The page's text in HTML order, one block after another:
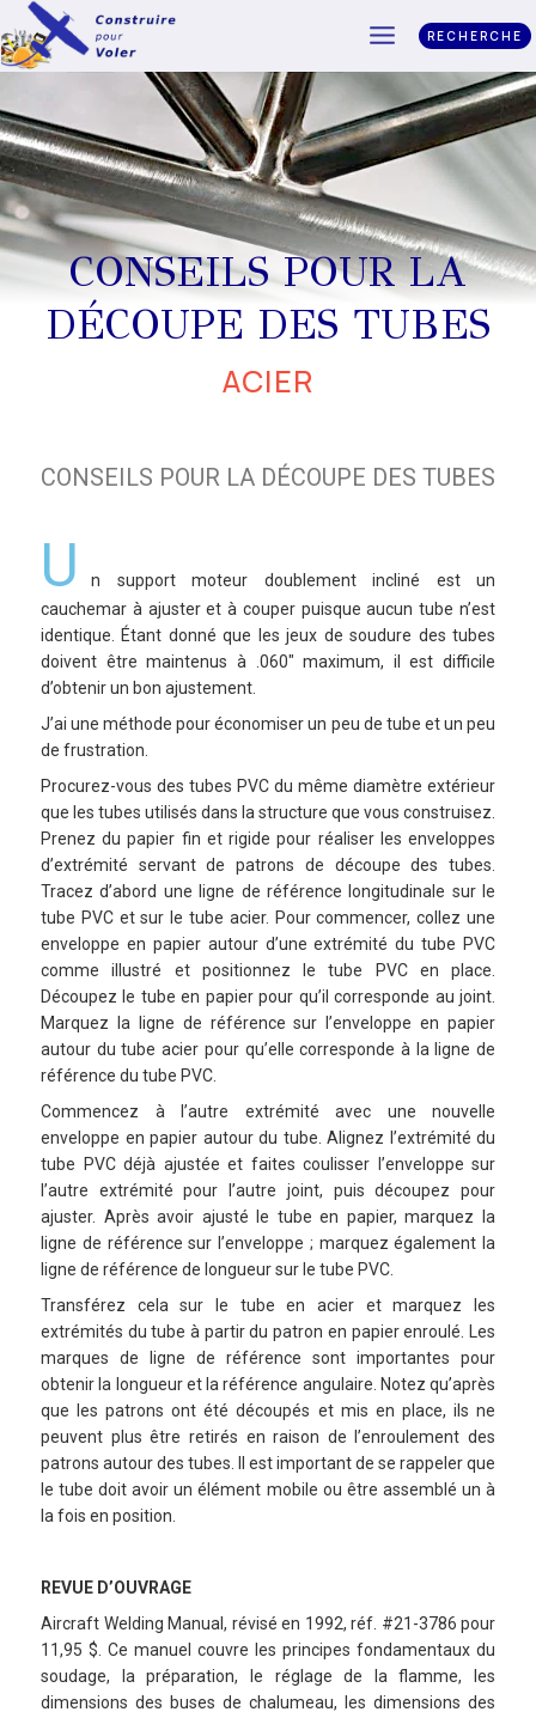
RECHERCHE
CONSEILS POUR LA
DÉCOUPE DES TUBES
ACIER
CONSEILS POUR LA DÉCOUPE DES TUBES
U
n support moteur doublement incliné est un
cauchemar à ajuster et à couper puisque aucun tube n’est
identique. Étant donné que les jeux de soudure des tubes
doivent être maintenus à .060″ maximum, il est difficile
d’obtenir un bon ajustement.
J’ai une méthode pour économiser un peu de tube et un peu
de frustration.
Procurez-vous des tubes PVC du même diamètre extérieur
que les tubes utilisés dans la structure que vous construisez.
Prenez du papier fin et rigide pour réaliser les enveloppes
d’extrémité servant de patrons de découpe des tubes.
Tracez d’abord une ligne de référence longitudinale sur le
tube PVC et sur le tube acier. Pour commencer, collez une
enveloppe en papier autour d’une extrémité du tube PVC
comme illustré et positionnez le tube PVC en place.
Découpez le tube en papier pour qu’il corresponde au joint.
Marquez la ligne de référence sur l’enveloppe en papier
autour du tube acier pour qu’elle corresponde à la ligne de
référence du tube PVC.
Commencez à l’autre extrémité avec une nouvelle
enveloppe en papier autour du tube. Alignez l’extrémité du
tube PVC déjà ajustée et faites coulisser l’enveloppe sur
l’autre extrémité pour l’autre joint, puis découpez pour
ajuster. Après avoir ajusté le tube en papier, marquez la
ligne de référence sur l’enveloppe ; marquez également la
ligne de référence de longueur sur le tube PVC.
Transférez cela sur le tube en acier et marquez les
extrémités du tube à partir du patron en papier enroulé. Les
marques de ligne de référence sont importantes pour
obtenir la longueur et la référence angulaire. Notez qu’après
que les patrons ont été découpés et mis en place, ils ne
peuvent plus être retirés en raison de l’enroulement des
patrons autour des tubes. Il est important de se rappeler que
le tube doit avoir un élément mobile ou être assemblé un à
la fois en position.
REVUE D’OUVRAGE
Aircraft Welding Manual, révisé en 1992, réf. #21-3786 pour
11,95 $. Ce manuel couvre les principes fondamentaux du
soudage, la préparation, le réglage de la flamme, les
dimensions des buses de chalumeau, les dimensions des